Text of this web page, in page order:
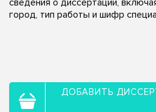
город, тип работы и шифр
ДОБАВИТЬ